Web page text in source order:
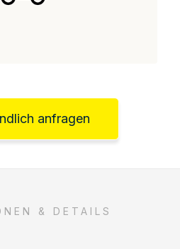
anfragen
& DETAILS